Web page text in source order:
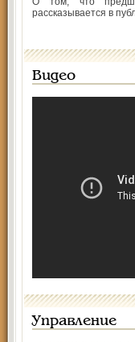
рассказывается в
Видео
Управление